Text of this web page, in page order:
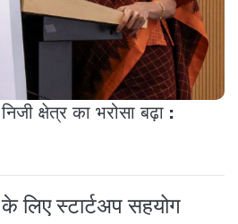
क्षेत्र का भरोसा बढ़ा :
लिए स्टार्टअप सहयोग